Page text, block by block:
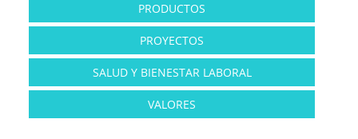
PRODUCTOS
PROYECTOS
SALUD Y BIENESTAR LABORAL
VALORES